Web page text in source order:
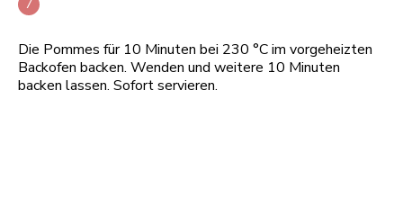
Die Pommes für 10 Minuten bei 230 °C im vorgeheizten
Backofen backen. Wenden und weitere 10 Minuten
backen lassen. Sofort servieren.